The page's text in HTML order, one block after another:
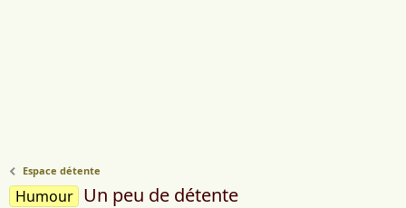
Espace détente
Humour Un peu de détente